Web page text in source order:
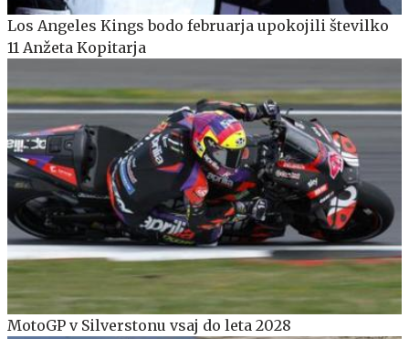
Los Angeles Kings bodo februarja upokojili številko
11 Anžeta Kopitarja
MotoGP v Silverstonu vsaj do leta 2028